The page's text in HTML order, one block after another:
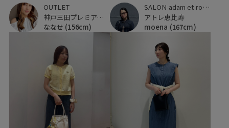
OUTLET
神戸三田プレミアム・アウトレット
ななせ (156cm)
SALON adam et ropé
アトレ恵比寿
moena (167cm)